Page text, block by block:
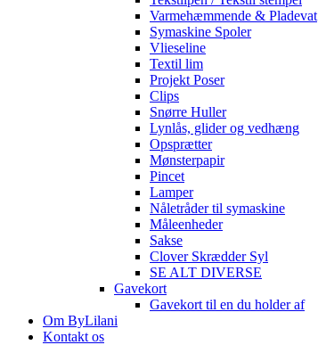
Varmehæmmende & Pladevat
Symaskine Spoler
Vlieseline
Textil lim
Projekt Poser
Clips
Snørre Huller
Lynlås, glider og vedhæng
Opsprætter
Mønsterpapir
Pincet
Lamper
Nåletråder til symaskine
Måleenheder
Sakse
Clover Skrædder Syl
SE ALT DIVERSE
Gavekort
Gavekort til en du holder af
Om ByLilani
Kontakt os